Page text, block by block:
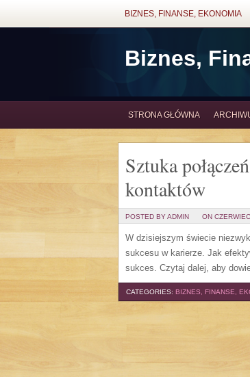
BIZNES, FINANSE, EKONOMIA
Biznes,
STRONA GŁÓWNA
Sztuka
kontaktów
POSTED BY ADMIN ON
W dzisiejszym świecie
sukcesu w karierze. Jak
sukces. Czytaj dalej, aby
CATEGORIES: BIZNES, FINANSE,